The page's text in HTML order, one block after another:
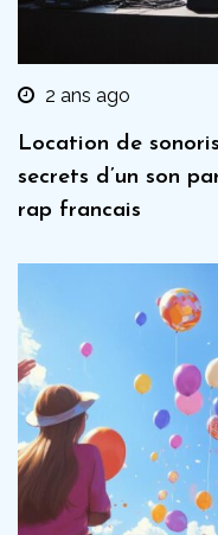
2 ans ago
Location de
secrets d’un son
rap francais